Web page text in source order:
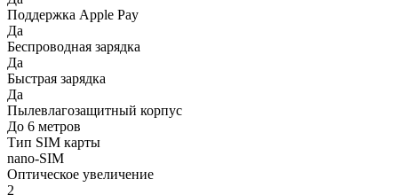
Поддержка Apple Pay
Да
Беспроводная зарядка
Да
Быстрая зарядка
Да
Пылевлагозащитный корпус
До 6 метров
Тип SIM карты
nano-SIM
Оптическое увеличение
2